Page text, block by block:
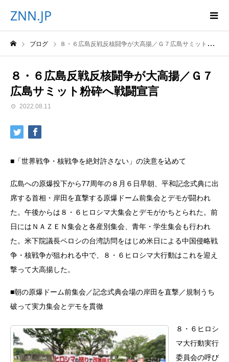
ZNN.JP
ブログ ８・６広島反戦反核闘争が大高揚／Ｇ７広島サミット粉砕へ戦闘宣言
８・６広島反戦反核闘争が大高揚／Ｇ７
広島サミット粉砕へ戦闘宣言
2022.08.11
■「世界戦争・核戦争を絶対許さない」の決意を込めて
広島への原爆投下から77周年の８月６日早朝、平和記念式典に出
席する首相・岸田を直撃する原爆ドーム前集会とデモが闘われ
た。午後からは８・６ヒロシマ大集会とデモがかちとられた。前
日にはＮＡＺＥＮ集会と各産別集会、青年・学生集会も行われ
た。米下院議長ペロシの台湾訪問をはじめ米日による中国侵略戦
争・核戦争が狙われる中で、８・６ヒロシマ大行動はこれを迎え
撃って大高揚した。
■朝の原爆ドーム前集会／記念式典会場の岸田を直撃／規制うち
破って実力集会とデモを貫徹
８・６ヒロシ
マ大行動実行
委員会の呼び